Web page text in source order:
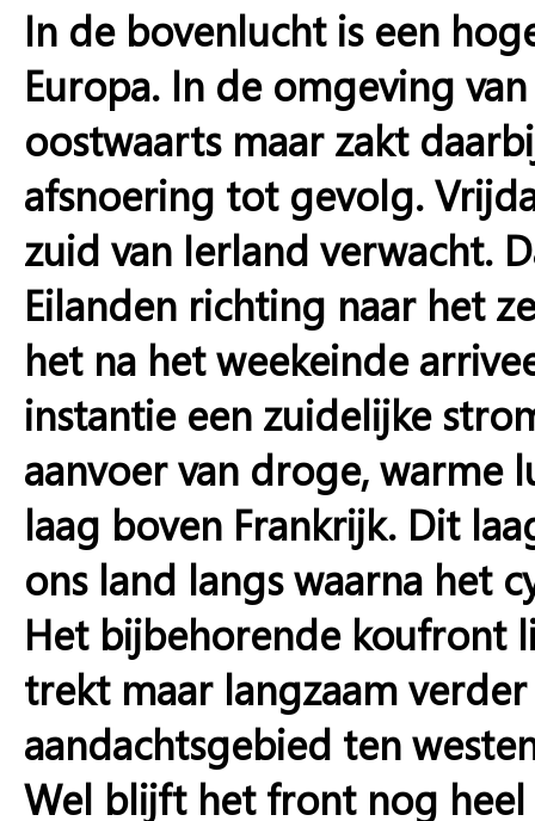
In de bovenlucht is een
Europa. In de omgeving
oostwaarts maar zakt
afsnoering tot gevolg.
zuid van Ierland verwacht.
Eilanden richting naar het
het na het weekeinde
instantie een zuidelijke
aanvoer van droge, warme
laag boven Frankrijk. Dit
ons land langs waarna het
Het bijbehorende koufront
trekt maar langzaam
aandachtsgebied ten
Wel blijft het front nog